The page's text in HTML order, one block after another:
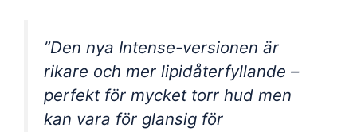
”Den nya Intense-versionen är
rikare och mer lipidåterfyllande –
perfekt för mycket torr hud men
kan vara för glansig för